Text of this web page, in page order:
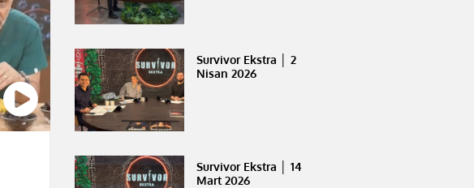
Survivor Ekstra │ 2
Nisan 2026
Survivor Ekstra │ 14
Mart 2026